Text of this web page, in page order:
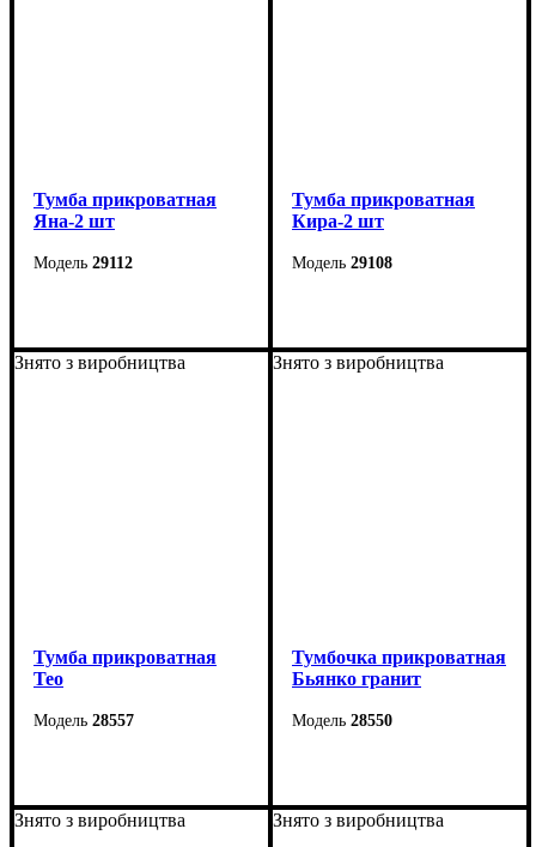
Тумба прикроватная
Яна-2 шт
29112
Высота: 24,5 см
Глубина: 30 см
Тумба прикроватная
Кира-2 шт
29108
Высота: 25 см
Глубина: 41 см
Знято з виробництва
Тумба прикроватная
Тео
28557
Высота: 38 см
Глубина: 40 см
Знято з виробництва
Тумбочка прикроватная
Бьянко гранит
28550
Высота: 43 см
Глубина: 40,6 см
Знято з виробництва Знято з виробництва